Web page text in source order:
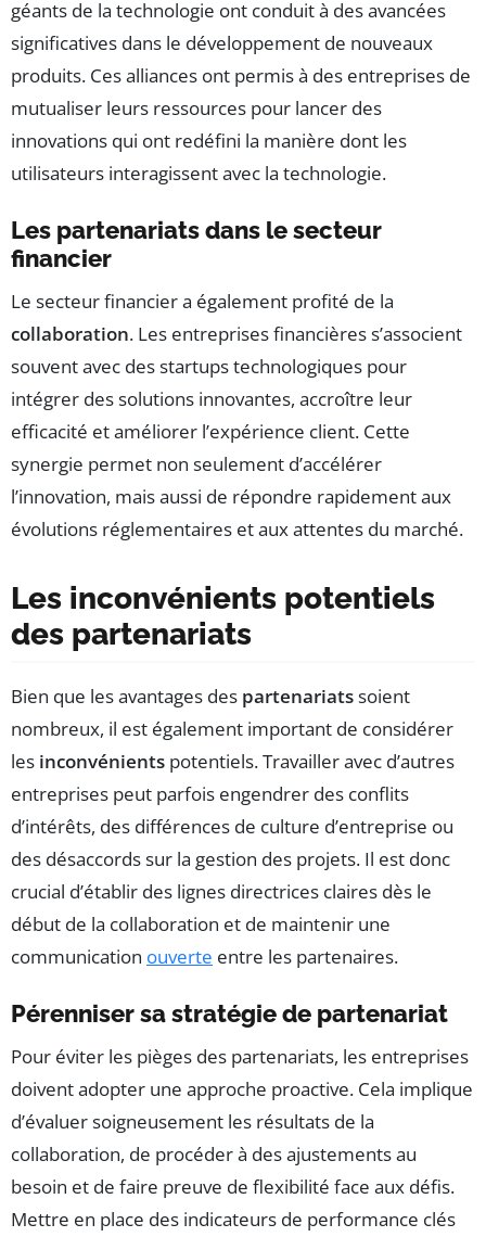
géants de la technologie ont conduit à des avancées
significatives dans le développement de nouveaux
produits. Ces alliances ont permis à des entreprises de
mutualiser leurs ressources pour lancer des
innovations qui ont redéfini la manière dont les
utilisateurs interagissent avec la technologie.
Les partenariats dans le secteur
financier
Le secteur financier a également profité de la
collaboration. Les entreprises financières s’associent
souvent avec des startups technologiques pour
intégrer des solutions innovantes, accroître leur
efficacité et améliorer l’expérience client. Cette
synergie permet non seulement d’accélérer
l’innovation, mais aussi de répondre rapidement aux
évolutions réglementaires et aux attentes du marché.
Les inconvénients potentiels
des partenariats
Bien que les avantages des partenariatssoient
nombreux, il est également important de considérer
les inconvénients potentiels. Travailler avec d’autres
entreprises peut parfois engendrer des conflits
d’intérêts, des différences de culture d’entreprise ou
des désaccords sur la gestion des projets. Il est donc
crucial d’établir des lignes directrices claires dès le
début de la collaboration et de maintenir une
communication ouverte entre les partenaires.
Pérenniser sa stratégie de partenariat
Pour éviter les pièges des partenariats, les entreprises
doivent adopter une approche proactive. Cela implique
d’évaluer soigneusement les résultats de la
collaboration, de procéder à des ajustements au
besoin et de faire preuve de flexibilité face aux défis.
Mettre en place des indicateurs de performance clés